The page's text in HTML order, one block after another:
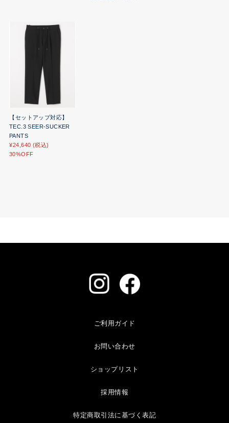
【セットアップ対応】
TEC.3 SEER-SUCKER
PANTS
¥24,640 (税込)
30%OFF
ご利用ガイド
お問い合わせ
ショップリスト
採用情報
特定商取引法に基づく表記